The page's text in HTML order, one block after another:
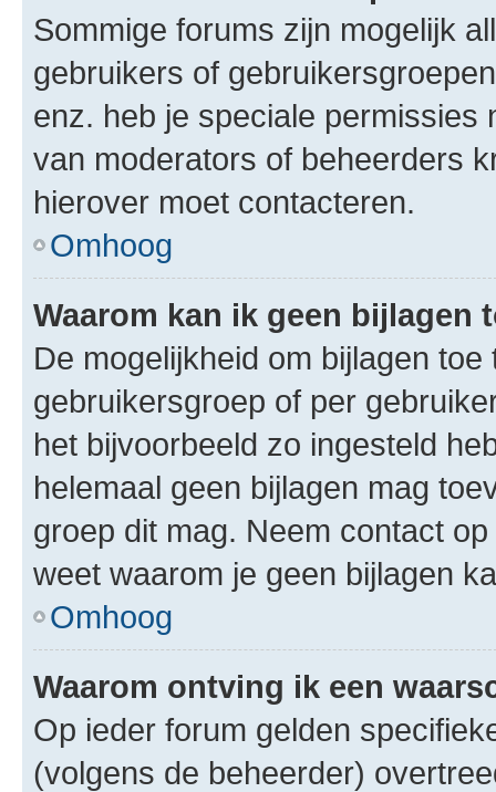
Sommige forums zijn mogelijk
gebruikers of
enz. heb je speciale permissies
van moderators of beheerders
hierover moet contacteren.
Omhoog
Waarom kan ik geen bijlagen
De mogelijkheid om bijlagen
gebruikersgroep of per
het bijvoorbeeld zo ingesteld
helemaal geen bijlagen mag
groep dit mag. Neem contact
weet waarom je geen bijlagen
Omhoog
Waarom ontving ik een
Op ieder forum gelden
(volgens de beheerder)